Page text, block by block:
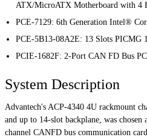
ATX/MicroATX Motherboard with 4
PCE-7129: 6th Generation Intel®
PCE-5B13-08A2E: 13 Slots PICMG
PCIE-1682F: 2-Port CAN FD Bus
System Description
Advantech's ACP-4340 4U rackmount
and up to 14-slot backplane, was
channel CANFD bus communication